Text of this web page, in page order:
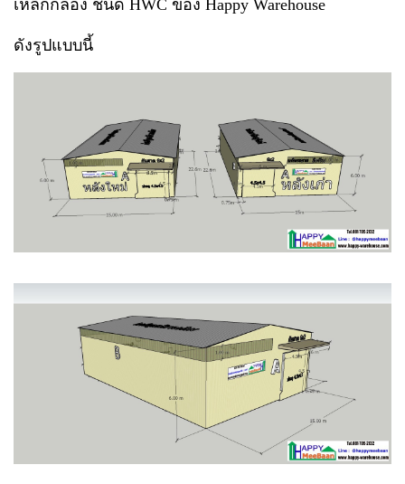
เหล็กกล่อง ชนิด HWC ของ Happy Warehouse
ดังรูปแบบนี้